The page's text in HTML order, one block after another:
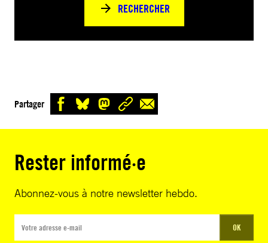
RECHERCHER
Partager
Rester informé·e
Abonnez-vous à notre newsletter hebdo.
OK